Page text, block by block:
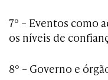
7º – Eventos como
os níveis de
8º – Governo e